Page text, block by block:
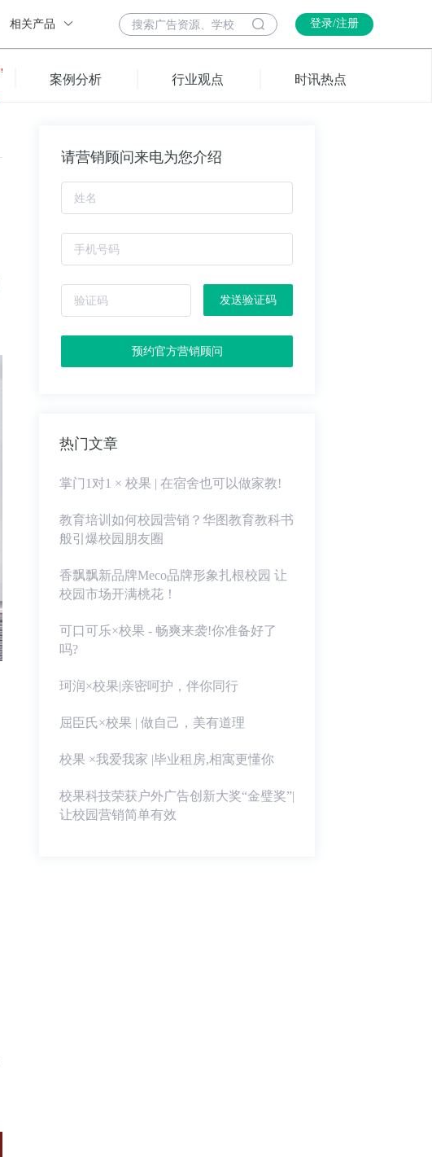
相关产品 登录/注册
案例分析 行业观点 时讯热点
请营销顾问来电为您介绍
发送验证码
预约官方营销顾问
热门文章
掌门1对1 × 校果 | 在宿舍也可以做家教!
教育培训如何校园营销？华图教育教科书
般引爆校园朋友圈
香飘飘新品牌Meco品牌形象扎根校园 让
校园市场开满桃花！
可口可乐×校果 - 畅爽来袭!你准备好了
吗?
珂润×校果|亲密呵护，伴你同行
屈臣氏×校果 | 做自己，美有道理
校果 ×我爱我家 |毕业租房,相寓更懂你
校果科技荣获户外广告创新大奖“金璧奖”|
让校园营销简单有效